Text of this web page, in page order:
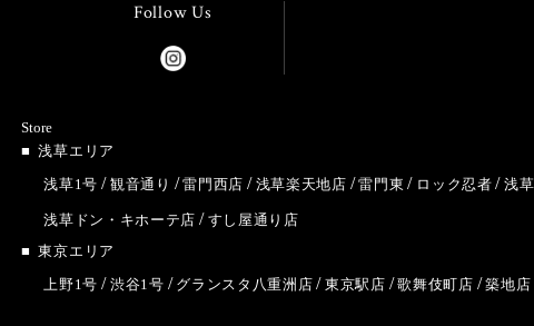
Follow Us
Store
浅草エリア
浅草1号
観音通り 雷門西店 浅草楽天地店 雷門東 ロック忍者 浅
浅草ドン・キホーテ店
すし屋通り店
東京エリア
上野1号
渋谷1号 グランスタ八重洲店 東京駅店 歌舞伎町店 築地店